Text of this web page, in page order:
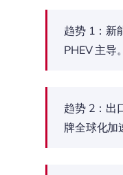
趋势 1：新
PHEV 主导。
趋势 2：出
牌全球化加